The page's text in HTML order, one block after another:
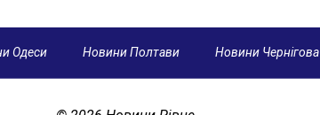
Одеси Новини Полтави Новини Чернігова